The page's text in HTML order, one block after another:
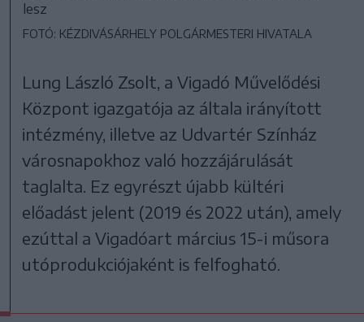
lesz
FOTÓ: KÉZDIVÁSÁRHELY POLGÁRMESTERI HIVATALA
Lung László Zsolt, a Vigadó Művelődési
Központ igazgatója az általa irányított
intézmény, illetve az Udvartér Színház
városnapokhoz való hozzájárulását
taglalta. Ez egyrészt újabb kültéri
előadást jelent (2019 és 2022 után), amely
ezúttal a Vigadóart március 15-i műsora
utóprodukciójaként is felfogható.